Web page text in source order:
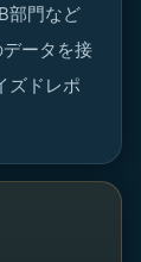
部門など
ータを接
ズドレポ